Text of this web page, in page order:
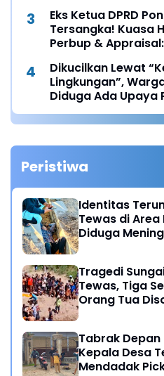
Eks Ketua DPRD
Tersangka! Kuasa
Perbup &
Dikucilkan Lewat
Lingkungan”,
Diduga Ada Upaya
Peristiwa
Identitas
Tewas di
Diduga
Tragedi
Tewas, Tiga
Orang Tua
Tabrak Depan
Kepala Desa
Mendadak